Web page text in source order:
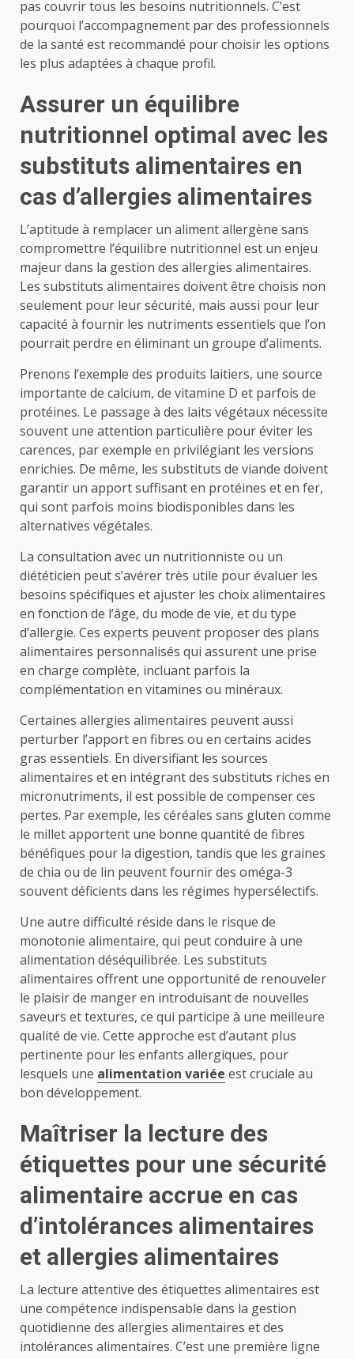
pas couvrir tous les besoins nutritionnels. C’est
pourquoi l’accompagnement par des professionnels
de la santé est recommandé pour choisir les options
les plus adaptées à chaque profil.
Assurer un équilibre
nutritionnel optimal avec les
substituts alimentaires en
cas d’allergies alimentaires
L’aptitude à remplacer un aliment allergène sans
compromettre l’équilibre nutritionnel est un enjeu
majeur dans la gestion des allergies alimentaires.
Les substituts alimentaires doivent être choisis non
seulement pour leur sécurité, mais aussi pour leur
capacité à fournir les nutriments essentiels que l’on
pourrait perdre en éliminant un groupe d’aliments.
Prenons l’exemple des produits laitiers, une source
importante de calcium, de vitamine D et parfois de
protéines. Le passage à des laits végétaux nécessite
souvent une attention particulière pour éviter les
carences, par exemple en privilégiant les versions
enrichies. De même, les substituts de viande doivent
garantir un apport suffisant en protéines et en fer,
qui sont parfois moins biodisponibles dans les
alternatives végétales.
La consultation avec un nutritionniste ou un
diététicien peut s’avérer très utile pour évaluer les
besoins spécifiques et ajuster les choix alimentaires
en fonction de l’âge, du mode de vie, et du type
d’allergie. Ces experts peuvent proposer des plans
alimentaires personnalisés qui assurent une prise
en charge complète, incluant parfois la
complémentation en vitamines ou minéraux.
Certaines allergies alimentaires peuvent aussi
perturber l’apport en fibres ou en certains acides
gras essentiels. En diversifiant les sources
alimentaires et en intégrant des substituts riches en
micronutriments, il est possible de compenser ces
pertes. Par exemple, les céréales sans gluten comme
le millet apportent une bonne quantité de fibres
bénéfiques pour la digestion, tandis que les graines
de chia ou de lin peuvent fournir des oméga-3
souvent déficients dans les régimes hypersélectifs.
Une autre difficulté réside dans le risque de
monotonie alimentaire, qui peut conduire à une
alimentation déséquilibrée. Les substituts
alimentaires offrent une opportunité de renouveler
le plaisir de manger en introduisant de nouvelles
saveurs et textures, ce qui participe à une meilleure
qualité de vie. Cette approche est d’autant plus
pertinente pour les enfants allergiques, pour
lesquels une alimentation variée est cruciale au
bon développement.
Maîtriser la lecture des
étiquettes pour une sécurité
alimentaire accrue en cas
d’intolérances alimentaires
et allergies alimentaires
La lecture attentive des étiquettes alimentaires est
une compétence indispensable dans la gestion
quotidienne des allergies alimentaires et des
intolérances alimentaires. C’est une première ligne